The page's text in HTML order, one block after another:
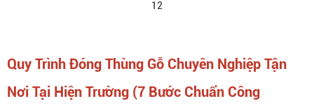
Quy Trình Đóng Thùng Gỗ Chuyên Nghiệp Tận
Nơi Tại Hiện Trường (7 Bước Chuẩn Công